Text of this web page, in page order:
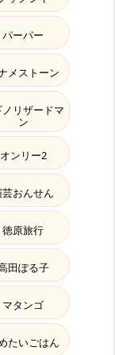
ょ』
(ほしのデ
パーパー
メストーン
リザードマ
ン
オンリー2
おんせん
徳原旅行
田ぽる子
マタンゴ
たいごはん